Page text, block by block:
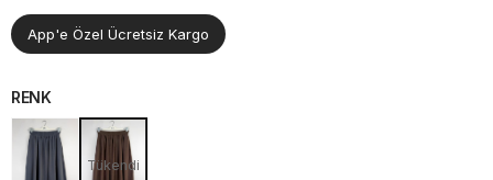
App'e Özel Ücretsiz Kargo
RENK
Tükendi